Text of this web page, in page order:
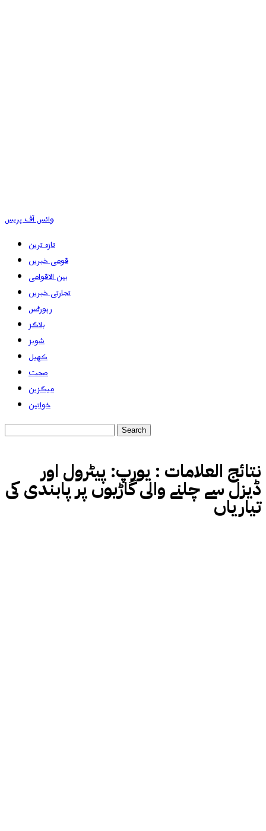
وائس آف پریس
تازہ ترین
قومی خبریں
بین الاقوامی
تجارتی خبریں
رپورٹس
بلاگز
شوبز
کھیل
صحت
میگزین
خواتین
نتائج العلامات : یورپ: پیٹرول اور
ڈیزل سے چلنے والی گاڑیوں پر پابندی کی
تیاریاں